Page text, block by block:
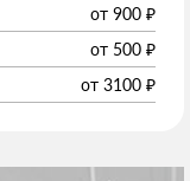
от 900 ₽
от 500 ₽
от 3100 ₽